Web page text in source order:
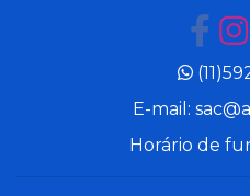
E-mail:
Horário de